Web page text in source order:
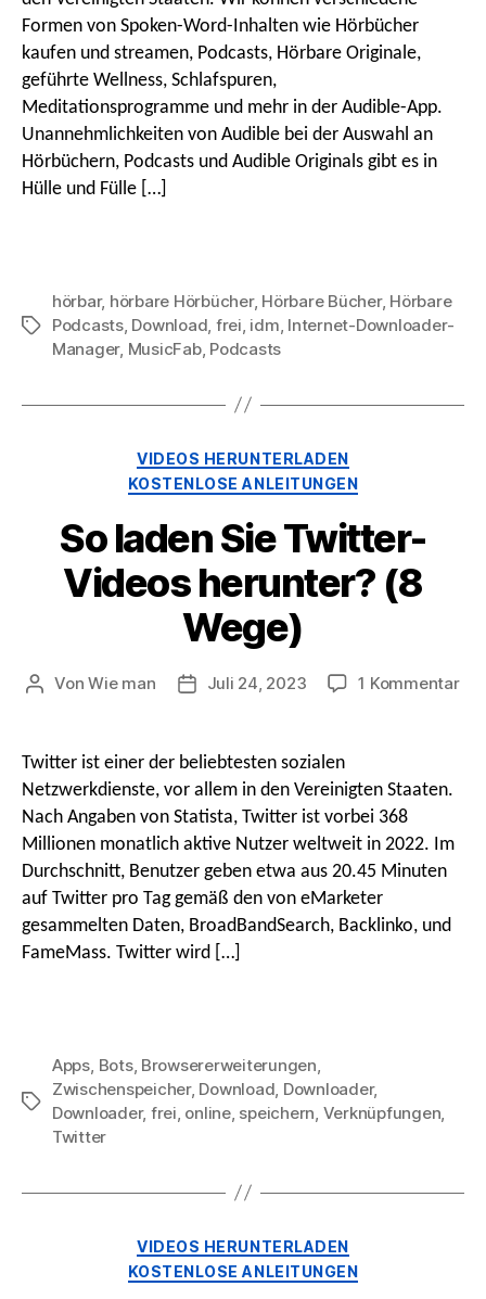
&
Konvertieren
Sie
Podcasts
und
Originale
Formen von Spoken-Word-Inhalten wie Hörbücher
kaufen und streamen, Podcasts, Hörbare Originale,
geführte Wellness, Schlafspuren,
Meditationsprogramme und mehr in der Audible-App.
Unannehmlichkeiten von Audible bei der Auswahl an
Hörbüchern, Podcasts und Audible Originals gibt es in
Hülle und Fülle […]
Stichworte
hörbar, hörbare Hörbücher, Hörbare Bücher, Hörbare
Podcasts, Download frei idm Internet-Downloader-
Manager, MusicFab, Podcasts
Kategorien
VIDEOS HERUNTERLADEN
KOSTENLOSE ANLEITUNGEN
So laden Sie Twitter-
Videos herunter? (8
Wege)
Beitragsautor
VonWie man
NachJuli 24, 2023 1 KommentarAn
Twitter ist einer der beliebtesten sozialen
Netzwerkdienste, vor allem in den Vereinigten Staaten.
Nach Angaben von Statista, Twitter ist vorbei 368
Millionen monatlich aktive Nutzer weltweit in 2022. Im
Durchschnitt, Benutzer geben etwa aus 20.45 Minuten
auf Twitter pro Tag gemäß den von eMarketer
gesammelten Daten, BroadBandSearch, Backlinko, und
FameMass. Twitter wird […]
Stichworte
Apps Bots, Browsererweiterungen
Zwischenspeicher, Download Downloader,
Downloader, frei online, speichern Verknüpfungen
Twitter
Kategorien
VIDEOS HERUNTERLADEN
KOSTENLOSE ANLEITUNGEN